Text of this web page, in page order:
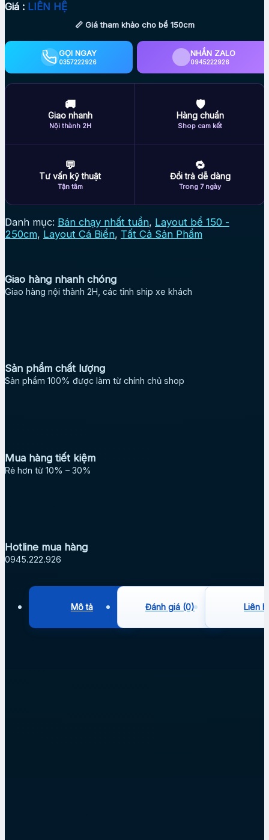
Giá : LIÊN HỆ
📏 Giá tham khảo cho bể 150cm
GỌI NGAY
0357222926
NHẮN ZALO
0945222926
🚚
Giao nhanh
Nội thành 2H
🛡
Hàng chuẩn
Shop cam kết
💬
Tư vấn kỹ thuật
Tận tâm
🔁
Đổi trả dễ dàng
Trong 7 ngày
Danh mục: Bán chạy nhất tuần, Layout bể 150 -
250cm, Layout Cá Biển, Tất Cả Sản Phẩm
Giao hàng nhanh chóng
Giao hàng nội thành 2H, các tỉnh ship xe khách
Sản phẩm chất lượng
Sản phẩm 100% được làm từ chính chủ shop
Mua hàng tiết kiệm
Rẻ hơn từ 10% – 30%
Hotline mua hàng
0945.222.926
Mô tả Đánh giá (0) Liên